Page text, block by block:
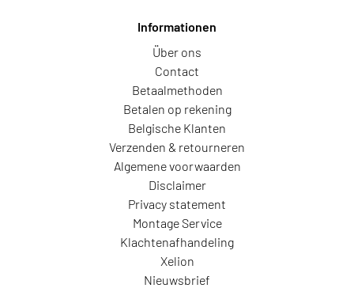
Informationen
Über ons
Contact
Betaalmethoden
Betalen op rekening
Belgische Klanten
Verzenden & retourneren
Algemene voorwaarden
Disclaimer
Privacy statement
Montage Service
Klachtenafhandeling
Xelion
Nieuwsbrief